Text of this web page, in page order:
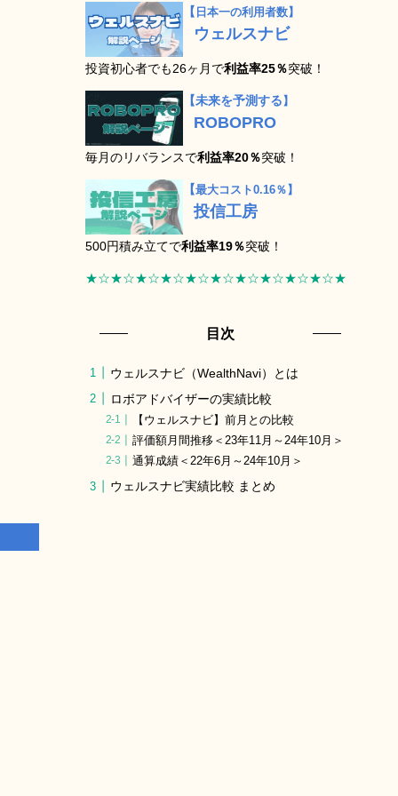
【 日本一の利用者数】
ウェルスナビ
投資初心者でも26ヶ月で利益率25％突破！
【未来を予測する 】
ROBOPRO
毎月のリバランスで利益率20％突破！
【最大コスト0.16％】
投信工房
500円積み立てで利益率19％突破！
★☆★☆★☆★☆★☆★☆★☆★☆★☆★☆★
目次
ウェルスナビ（WealthNavi）とは
ロボアドバイザーの実績比較
【ウェルスナビ】前月との比較
評価額月間推移＜23年11月～24年10月＞
通算成績＜22年6月～24年10月＞
ウェルスナビ実績比較 まとめ